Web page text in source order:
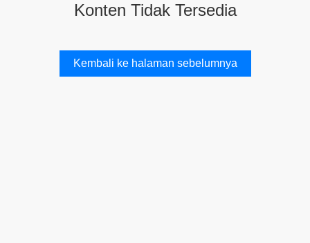
Konten Tidak Tersedia
Kembali ke halaman sebelumnya